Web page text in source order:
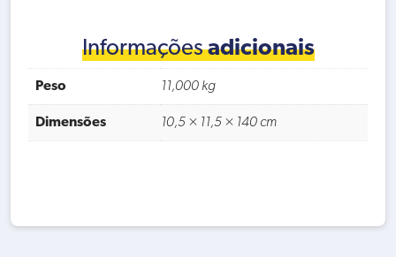
Informaçõesadicionais
Peso 11,000 kg
Dimensões 10,5 × 11,5 × 140 cm